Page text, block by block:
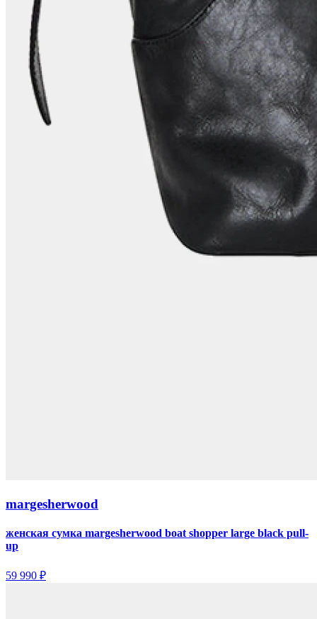
margesherwood
женская сумка margesherwood boat shopper large black pull-
up
59 990 ₽